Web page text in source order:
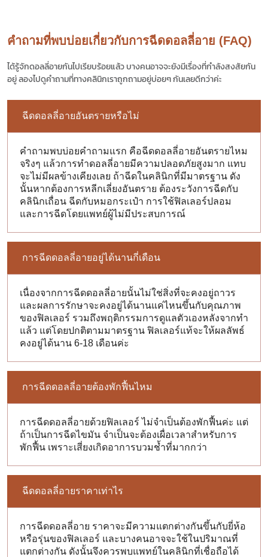
คำถามที่พบบ่อยเกี่ยวกับการฉีดดอลลี่อาย (FAQ)
ได้รู้จักดอลลี่อายกันไปเรียบร้อยแล้ว บางคนอาจจะยังมีเรื่องที่กำลังสงสัยกัน
อยู่ ลองไปดูคำถามที่ทางคลินิกเราถูกถามอยู่บ่อยๆ กันเลยดีกว่าค่ะ
ฉีดดอลลี่อายอันตรายหรือไม่
คำถามพบบ่อยคำถามแรก คือฉีดดอลลี่อายอันตรายไหม
จริงๆ แล้วการทำดอลลี่อายมีความปลอดภัยสูงมาก แทบ
จะไม่มีผลข้างเคียงเลย ถ้าฉีดในคลินิกที่มีมาตรฐาน ดัง
นั้นหากต้องการหลีกเลี่ยงอันตราย ต้องระวังการฉีดกับ
คลินิกเถื่อน ฉีดกับหมอกระเป๋า การใช้ฟิลเลอร์ปลอม
และการฉีดโดยแพทย์ผู้ไม่มีประสบการณ์
การฉีดดอลลี่อายอยู่ได้นานกี่เดือน
เนื่องจากการฉีดดอลลี่อายนั้นไม่ใช่สิ่งที่จะคงอยู่ถาวร
และผลการรักษาจะคงอยู่ได้นานแค่ไหนขึ้นกับคุณภาพ
ของฟิลเลอร์ รวมถึงพฤติกรรมการดูแลตัวเองหลังจากทำ
แล้ว แต่โดยปกติตามมาตรฐาน ฟิลเลอร์แท้จะให้ผลลัพธ์
คงอยู่ได้นาน 6-18 เดือนค่ะ
การฉีดดอลลี่อายต้องพักฟื้นไหม
การฉีดดอลลี่อายด้วยฟิลเลอร์ ไม่จำเป็นต้องพักฟื้นค่ะ แต่
ถ้าเป็นการฉีดไขมัน จำเป็นจะต้องเผื่อเวลาสำหรับการ
พักฟื้น เพราะเสี่ยงเกิดอาการบวมช้ำที่มากกว่า
ฉีดดอลลี่อายราคาเท่าไร
การฉีดดอลลี่อาย ราคาจะมีความแตกต่างกันขึ้นกับยี่ห้อ
หรือรุ่นของฟิลเลอร์ และบางคนอาจจะใช้ในปริมาณที่
แตกต่างกัน ดังนั้นจึงควรพบแพทย์ในคลินิกที่เชื่อถือได้